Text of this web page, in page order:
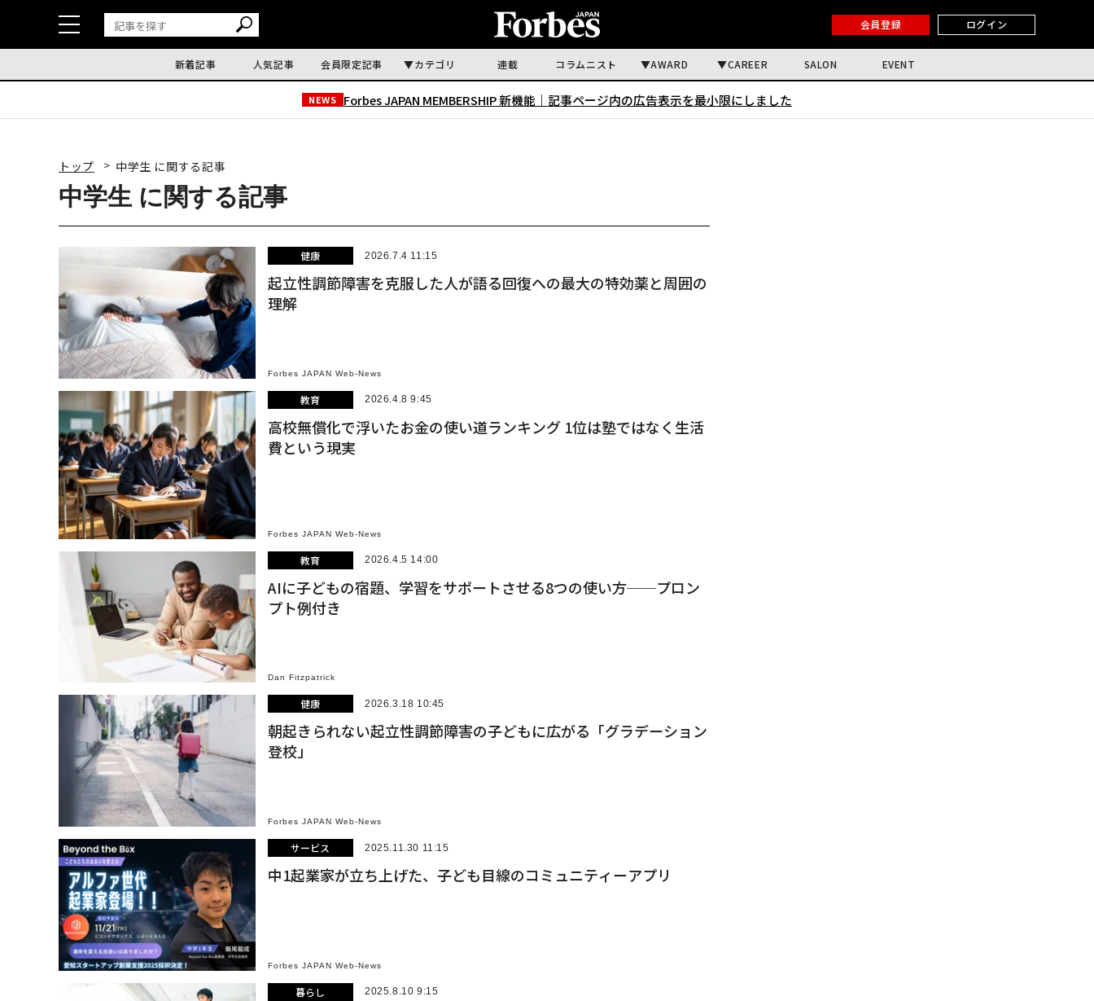
会員登録 ログイン
新着記事 人気記事 会員限定記事 カテゴリ 連載 コラムニスト AWARD CAREER SALON EVENT
NEWS Forbes JAPAN MEMBERSHIP 新機能｜ 記事ページ内の広告表示を最小限にしました
トップ 中学生 に関する記事
中学生 に関する記事
健康 2026.7.4 11:15
起立性調節障害を克服した人が語る回復への最大の特効薬と周囲の
理解
Forbes JAPAN Web-News
教育 2026.4.8 9:45
高校無償化で浮いたお金の使い道ランキング 1位は塾ではなく生活
費という現実
Forbes JAPAN Web-News
教育 2026.4.5 14:00
AIに子どもの宿題、学習をサポートさせる8つの使い方──プロン
プト例付き
Dan Fitzpatrick
健康 2026.3.18 10:45
朝起きられない起立性調節障害の子どもに広がる「グラデーション
登校」
Forbes JAPAN Web-News
サービス 2025.11.30 11:15
中1起業家が立ち上げた、子ども目線のコミュニティーアプリ
Forbes JAPAN Web-News
暮らし 2025.8.10 9:15